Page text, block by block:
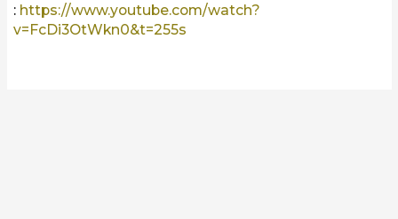
: https://www.youtube.com/watch?
v=FcDi3OtWkn0&t=255s